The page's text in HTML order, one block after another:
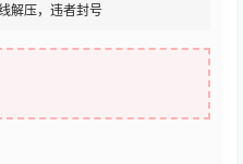
解压，违者封号